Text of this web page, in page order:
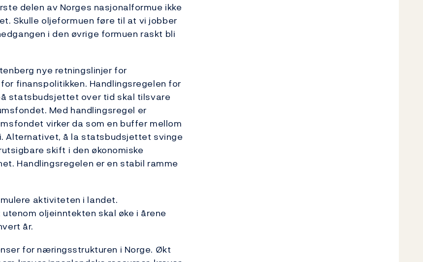
delen av Norges nasjonalformue ikke
Skulle oljeformuen føre til at vi jobber
i den øvrige formuen raskt bli
nye retningslinjer for
finanspolitikken. Handlingsregelen for
statsbudsjettet over tid skal tilsvare
Med handlingsregel er
virker da som en buffer mellom
Alternativet, å la statsbudsjettet svinge
skift i den økonomiske
Handlingsregelen er en stabil ramme
aktiviteten i landet.
oljeinntekten skal øke i årene
år.
for næringsstrukturen i Norge. Økt